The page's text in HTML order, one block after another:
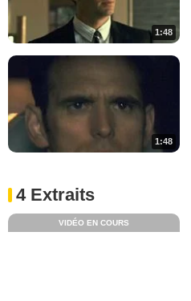
1:48
1:48
4 Extraits
VIDÉO EN COURS